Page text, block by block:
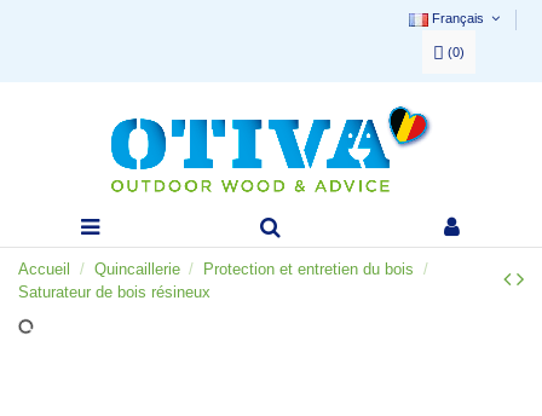
Français
(0)
Accueil Quincaillerie
Protection et entretien du bois
Saturateur de bois résineux